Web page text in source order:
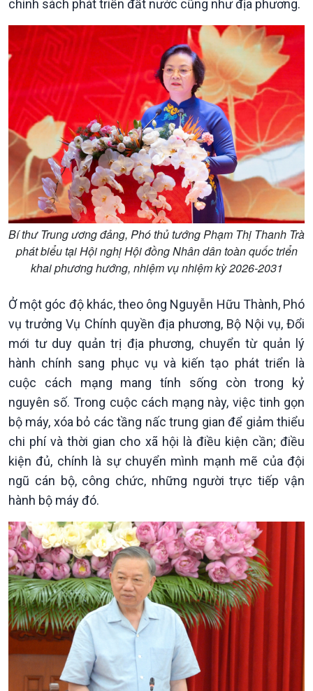
Sức sống hàng Việt
Tuyên chiến với gian lận
thương mại
Biển đảo Việt Nam
đảo
Tìm hiểu biển, đảo Việt
Nam
Xã hội
Tin Đời sống & Xã hội
360 độ Sức khỏe
Chuyển đổi Xanh
Tài nguyên và Môi trường
Chuyên gia của bạn
Xã hội chuyển động
Bước chân đến trường
Khoa học & Công nghệ
Tin Khoa học & Công nghệ
Kết nối công nghệ
Sống chung với biến đổi
khí hậu
chính sách phát triển đất nước cũng như địa phương.
Bí thư Trung ương đảng, Phó thủ tướng Phạm Thị Thanh Trà
phát biểu tại Hội nghị Hội đồng Nhân dân toàn quốc triển
khai phương hướng, nhiệm vụ nhiệm kỳ 2026-2031
Ở một góc độ khác, theo ông Nguyễn Hữu Thành, Phó
vụ trưởng Vụ Chính quyền địa phương, Bộ Nội vụ, Đổi
mới tư duy quản trị địa phương, chuyển từ quản lý
hành chính sang phục vụ và kiến tạo phát triển là
cuộc cách mạng mang tính sống còn trong kỷ
nguyên số. Trong cuộc cách mạng này, việc tinh gọn
bộ máy, xóa bỏ các tầng nấc trung gian để giảm thiểu
chi phí và thời gian cho xã hội là điều kiện cần; điều
kiện đủ, chính là sự chuyển mình mạnh mẽ của đội
ngũ cán bộ, công chức, những người trực tiếp vận
hành bộ máy đó.